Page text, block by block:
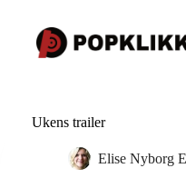
innholdet
Ukens trailer
Elise Nyborg